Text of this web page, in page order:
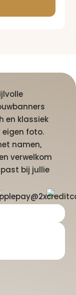
en klassiek
eigen foto.
namen,
verwelkom
bij jullie